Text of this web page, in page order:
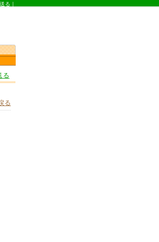
る ｜
る
る